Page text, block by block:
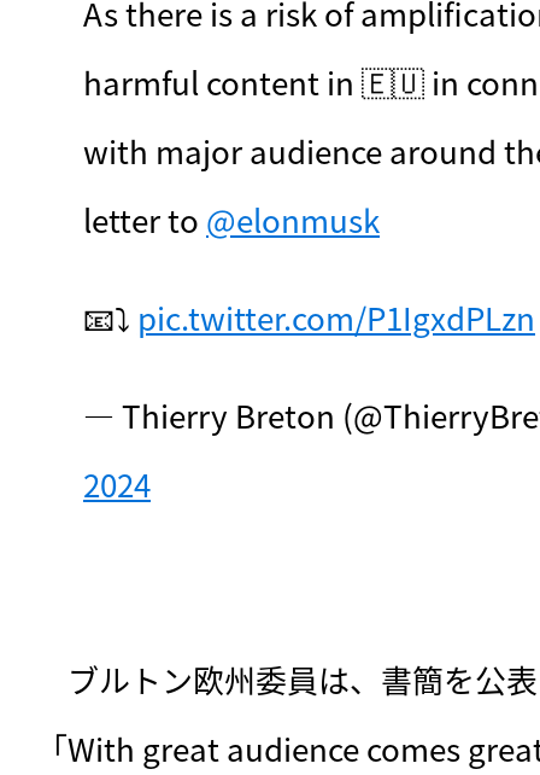
As there is a risk of
harmful content in 🇪🇺 in
with major audience around
letter to @elonmusk
📧⤵️ pic.twitter.com/P1IgxdPLzn
— Thierry Breton
2024
ブルトン欧州委員は、書簡を公
「With great audience comes